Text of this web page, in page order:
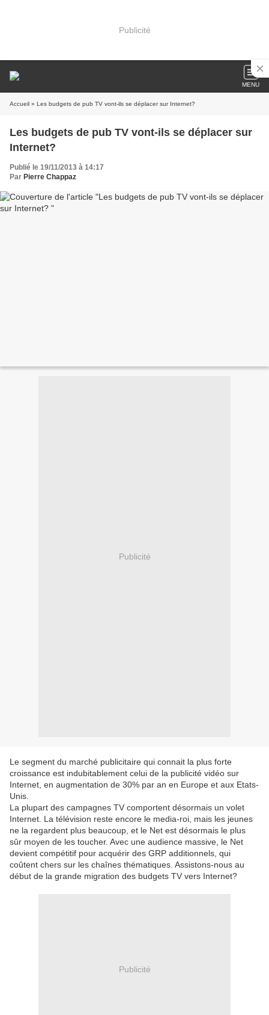
Publicité
MENU
Accueil » Les budgets de pub TV vont-ils se déplacer sur Internet?
Les budgets de pub TV vont-ils se déplacer sur
Internet?
Publié le 19/11/2013 à 14:17
Par Pierre Chappaz
Publicité
Le segment du marché publicitaire qui connait la plus forte
croissance est indubitablement celui de la publicité vidéo sur
Internet, en augmentation de 30% par an en Europe et aux Etats-
Unis.
La plupart des campagnes TV comportent désormais un volet
Internet. La télévision reste encore le media-roi, mais les jeunes
ne la regardent plus beaucoup, et le Net est désormais le plus
sûr moyen de les toucher. Avec une audience massive, le Net
devient compétitif pour acquérir des GRP additionnels, qui
coûtent chers sur les chaînes thématiques. Assistons-nous au
début de la grande migration des budgets TV vers Internet?
Publicité